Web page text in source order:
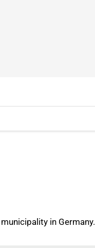
in Germany.